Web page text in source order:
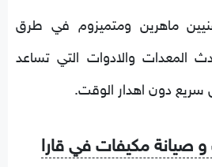
ماهرين ومتميزوم في طرق
المعدات والادوات التي تساعد
سريع دون اهدار الوقت.
صيانة مكيفات في قارا